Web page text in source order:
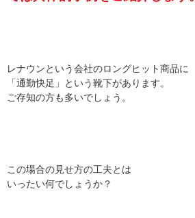
レナウンという会社のロングヒット商品に
「通勤快足」という靴下があります。
ご存知の方も多いでしょう。
この場合の見せ方の工夫とは
いったい何でしょうか？